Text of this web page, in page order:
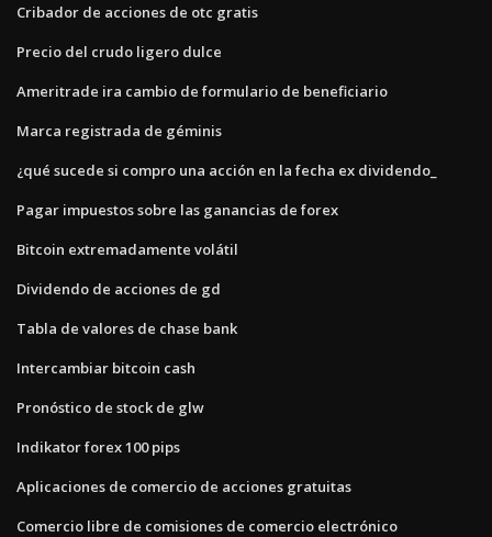
Cribador de acciones de otc gratis
Precio del crudo ligero dulce
Ameritrade ira cambio de formulario de beneficiario
Marca registrada de géminis
¿qué sucede si compro una acción en la fecha ex dividendo_
Pagar impuestos sobre las ganancias de forex
Bitcoin extremadamente volátil
Dividendo de acciones de gd
Tabla de valores de chase bank
Intercambiar bitcoin cash
Pronóstico de stock de glw
Indikator forex 100 pips
Aplicaciones de comercio de acciones gratuitas
Comercio libre de comisiones de comercio electrónico